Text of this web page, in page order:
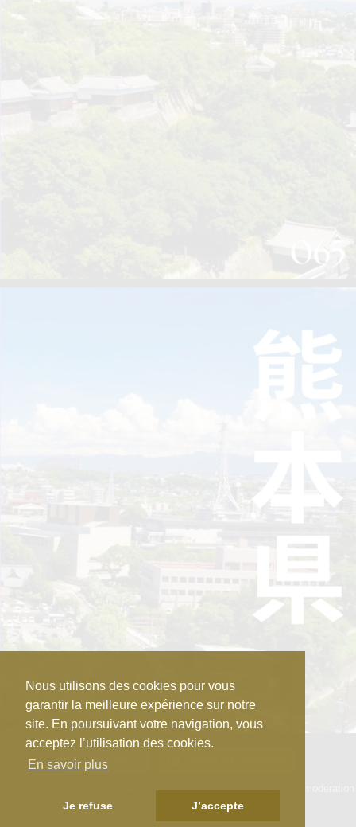
Nous utilisons des cookies pour vous
garantir la meilleure expérience sur notre
site. En poursuivant votre navigation, vous
acceptez l’utilisation des cookies.
En savoir plus
Je refuse J’accepte
Afficher plus...
L’abus d’alcool est dangeureux pour la santé, à consommer avec moderation
Copyright © 2025 Association de Kura Master